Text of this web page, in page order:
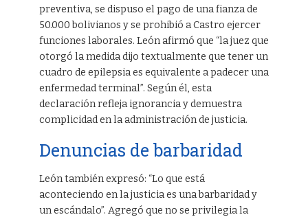
preventiva, se dispuso el pago de una fianza de
50.000 bolivianos y se prohibió a Castro ejercer
funciones laborales. León afirmó que “la juez que
otorgó la medida dijo textualmente que tener un
cuadro de epilepsia es equivalente a padecer una
enfermedad terminal”. Según él, esta
declaración refleja ignorancia y demuestra
complicidad en la administración de justicia.
Denuncias de barbaridad
León también expresó: “Lo que está
aconteciendo en la justicia es una barbaridad y
un escándalo”. Agregó que no se privilegia la